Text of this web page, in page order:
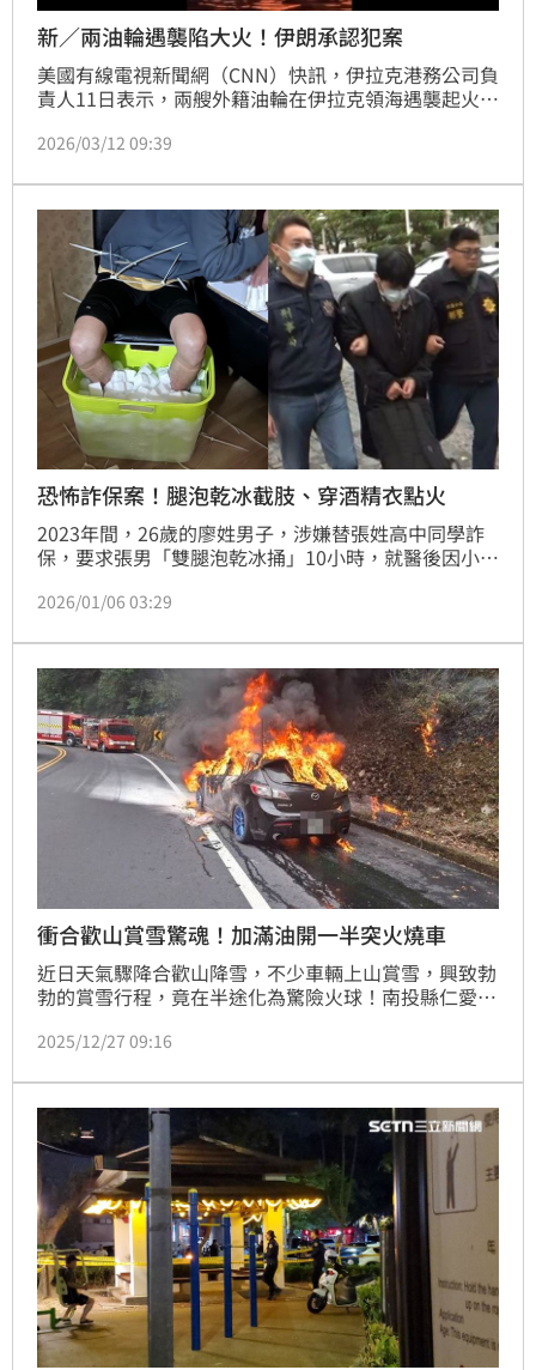
新／兩油輪遇襲陷大火！伊朗承認犯案
美國有線電視新聞網（CNN）快訊，伊拉克港務公司負
責人11日表示，兩艘外籍油輪在伊拉克領海遇襲起火，
2026/03/12 09:39
恐怖詐保案！腿泡乾冰截肢、穿酒精衣點火
2023年間，26歲的廖姓男子，涉嫌替張姓高中同學詐
保，要求張男「雙腿泡乾冰捅」10小時，就醫後因小腿
後因保險公司察覺有異，報警處理，案件才因此曝光，
男手機中發現，其過去曾跟吳姓大學同學共謀，以自焚
方式詐保，再由吳母去申請600多萬元理賠，台北地檢
署偵結，依法起訴廖男、吳男、吳母。
2026/01/06 03:29
衝合歡山賞雪驚魂！加滿油開一半突火燒車
近日天氣驟降合歡山降雪，不少車輛上山賞雪，興致勃
勃的賞雪行程，竟在半途化為驚險火球！南投縣仁愛鄉
火燒車意外。一輛載有4人的自小客車在前往合歡山途
勢讓消防人員耗費近三小時才完全撲滅。
2025/12/27 09:16